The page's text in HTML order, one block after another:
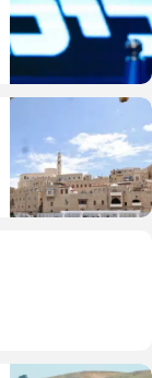
בארץ
פוליטי